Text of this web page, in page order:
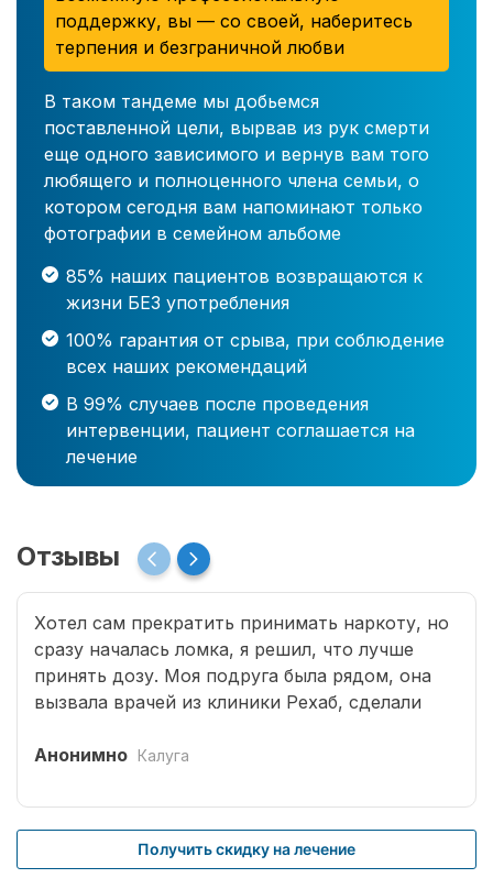
поддержку, вы — со своей, наберитесь
терпения и безграничной любви
В таком тандеме мы добьемся
поставленной цели, вырвав из рук смерти
еще одного зависимого и вернув вам того
любящего и полноценного члена семьи, о
котором сегодня вам напоминают только
фотографии в семейном альбоме
85% наших пациентов возвращаются к
жизни БЕЗ употребления
100% гарантия от срыва, при соблюдение
всех наших рекомендаций
В 99% случаев после проведения
интервенции, пациент соглашается на
лечение
Отзывы
Хотел сам прекратить принимать наркоту, но
сразу началась ломка, я решил, что лучше
принять дозу. Моя подруга была рядом, она
вызвала врачей из клиники Рехаб, сделали
что надо там пролечиться основательно.
Анонимно Калуга
Получить скидку на лечение